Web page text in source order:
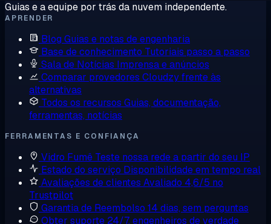
Guias e a equipe por trás da nuvem independente.
APRENDER
Blog Guias e notas de engenharia
Base de conhecimento Tutoriais passo a passo
Sala de Notícias Imprensa e anúncios
Comparar provedores Cloudzy frente às
alternativas
Todos os recursos Guias, documentação,
ferramentas, notícias
FERRAMENTAS E CONFIANÇA
Vidro Fumê Teste nossa rede a partir do seu IP
Estado do serviço Disponibilidade em tempo real
Avaliações de clientes Avaliado 4,6/5 no
Trustpilot
Garantia de Reembolso 14 dias, sem perguntas
Obter suporte 24/7, engenheiros de verdade